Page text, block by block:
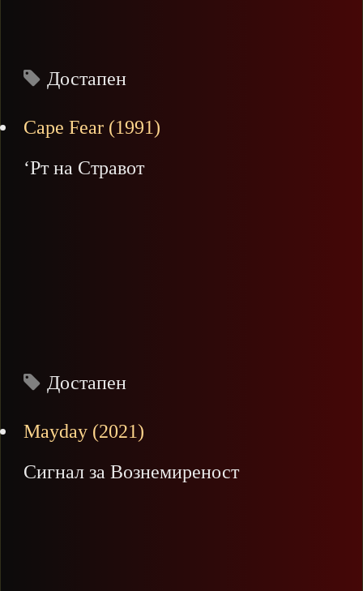
Достапен
Cape Fear (1991)
‘Рт на Стравот
Достапен
Mayday (2021)
Сигнал за Вознемиреност